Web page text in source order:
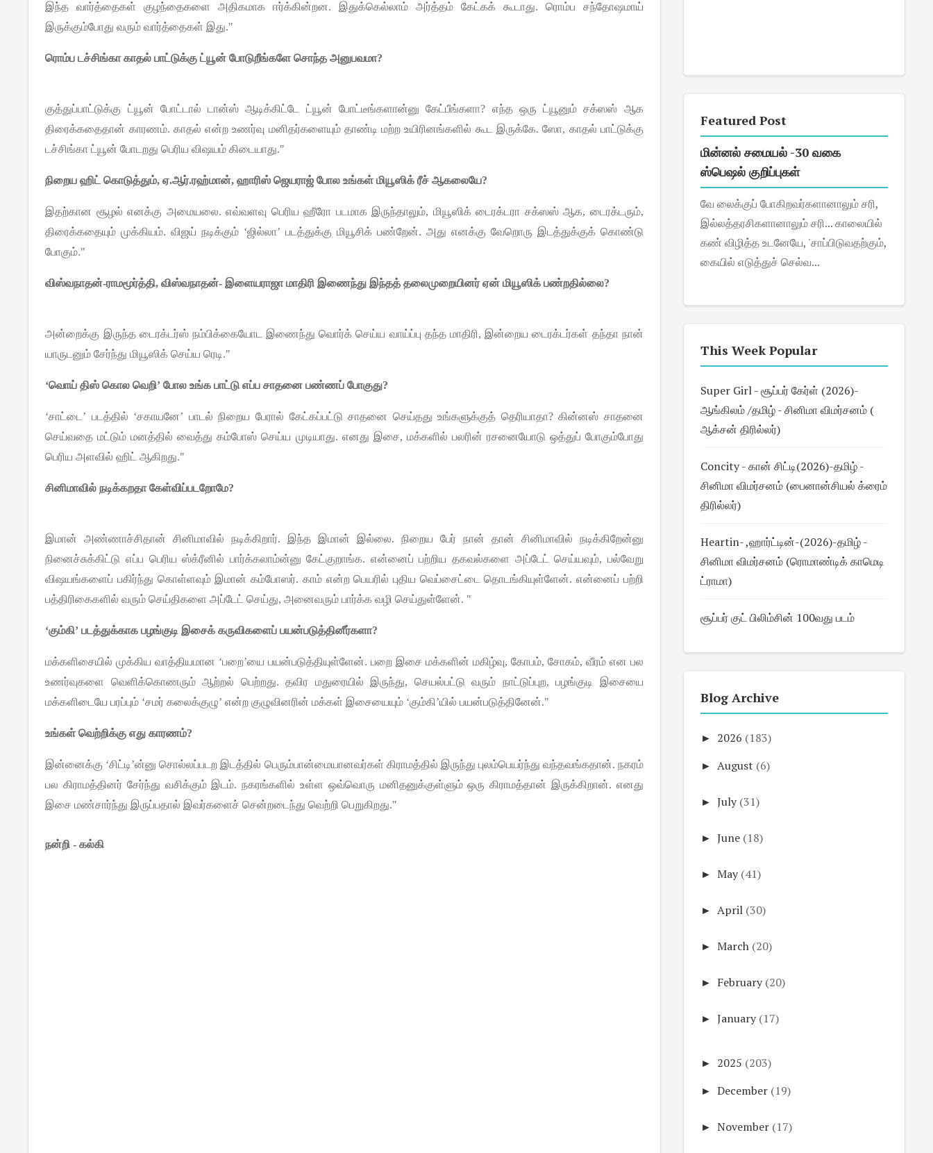
இந்த வார்த்தைகள் குழந்தைகளை அதிகமாக ஈர்க்கின்றன. இதுக்கெல்லாம் அர்த்தம் கேட்கக் கூடாது. ரொம்ப
சந்தோஷமாய்
இருக்கும்போது வரும் வார்த்தைகள் இது."
ரொம்ப டச்சிங்கா காதல் பாட்டுக்கு ட்யூன் போடுறீங்களே சொந்த அனுபவமா?
குத்துப்பாட்டுக்கு ட்யூன் போட்டால் டான்ஸ் ஆடிக்கிட்டே ட்யூன் போட்டீங்களான்னு கேட்பீங்களா? எந்த ஒரு ட்யூனும் சக்ஸஸ் ஆக
திரைக்கதைதான் காரணம். காதல் என்ற உணர்வு மனிதர்களையும் தாண்டி மற்ற உயிரினங்களில் கூட இருக்கே.ஸோ, காதல் பாட்டுக்கு
டச்சிங்கா ட்யூன் போடறது பெரிய விஷயம் கிடையாது."
நிறைய ஹிட் கொடுத்தும்,ஏ.ஆர்.ரஹ்மான்,ஹாரிஸ் ஜெயராஜ் போல உங்கள் மியூஸிக் ரீச் ஆகலையே?
இதற்கான சூழல் எனக்கு அமையலை.எவ்வளவு பெரிய ஹீரோ படமாக இருந்தாலும், மியூஸிக் டைரக்டரா சக்ஸஸ் ஆக, டைரக்டரும்,
திரைக்கதையும் முக்கியம்.விஜய் நடிக்கும் ‘ஜில்லா’படத்துக்கு மியூசிக் பண்றேன். அது எனக்கு வேறொரு இடத்துக்குக் கொண்டு
போகும்."
விஸ்வநாதன்-ராமமூர்த்தி,விஸ்வநாதன்-இளையராஜா மாதிரி இணைந்து இந்தத் தலைமுறையினர் ஏன் மியூஸிக் பண்றதில்லை?
அன்றைக்கு இருந்த டைரக்டர்ஸ் நம்பிக்கையோட இணைந்து வொர்க் செய்ய வாய்ப்பு தந்த மாதிரி, இன்றைய டைரக்டர்கள் தந்தா நான்
யாருடனும் சேர்ந்து மியூஸிக் செய்ய ரெடி."
‘வொய் திஸ் கொல வெறி’போல உங்க பாட்டு எப்ப சாதனை பண்ணப் போகுது?
‘சாட்டை ’ படத்தில் ‘சகாயனே’ பாடல் நிறைய பேரால் கேட்கப்பட்டு சாதனை செய்தது உங்களுக்குத் தெரியாதா?கின்னஸ் சாதனை
செய்வதை மட்டும் மனத்தில் வைத்து கம்போஸ் செய்ய முடியாது. எனது இசை, மக்களில் பலரின் ரசனையோடு ஒத்துப் போகும்போது
பெரிய அளவில் ஹிட் ஆகிறது."
சினிமாவில் நடிக்கறதா கேள்விப்படறோமே?
இமான் அண்ணாச்சிதான் சினிமாவில் நடிக்கிறார். இந்த இமான் இல்லை. நிறைய பேர் நான் தான் சினிமாவில்
நடிக்கிறேன்னு
நினைச்சுக்கிட்டு எப்ப பெரிய ஸ்க்ரீனில் பார்க்கலாம்ன்னு கேட்குறாங்க. என்னைப் பற்றிய தகவல்களை அப்டேட் செய்யவும், பல்வேறு
விஷயங்களைப் பகிர்ந்து கொள்ளவும் இமான் கம்போஸர். காம் என்ற பெயரில் புதிய வெப்சைட்டை தொடங்கியுள்ளேன்.என்னைப் பற்றி
பத்திரிகைகளில் வரும் செய்திகளை அப்டேட் செய்து,அனைவரும் பார்க்க வழி செய்துள்ளேன். "
‘கும்கி’படத்துக்காக பழங்குடி இசைக் கருவிகளைப் பயன்படுத்தினீர்களா?
மக்களிசையில் முக்கிய வாத்தியமான ‘பறை’யை பயன்படுத்தியுள்ளேன்.பறை இசை மக்களின் மகிழ்வு, கோபம், சோகம், வீரம் என பல
உணர்வுகளை
வெளிக்கொணரும் ஆற்றல் பெற்றது.தவிர மதுரையில் இருந்து, செயல்பட்டு வரும் நாட்டுப்புற,பழங்குடி
இசையை
மக்களிடையே பரப்பும் ‘சமர் கலைக்குழு’என்ற குழுவினரின் மக்கள் இசையையும் ‘கும்கி’யில் பயன்படுத்தினேன்."
உங்கள் வெற்றிக்கு எது காரணம்?
இன்னைக்கு ‘சிட்டி’ன்னு சொல்லப்படற இடத்தில் பெரும்பான்மையானவர்கள் கிராமத்தில் இருந்து புலம்பெயர்ந்து வந்தவங்கதான். நகரம்
பல கிராமத்தினர் சேர்ந்து வசிக்கும் இடம்.நகரங்களில் உள்ள ஒவ்வொரு மனிதனுக்குள்ளும் ஒரு கிராமத்தான் இருக்கிறான். எனது
இசை மண்சார்ந்து இருப்பதால் இவர்களைச் சென்றடைந்து வெற்றி பெறுகிறது."
நன்றி - கல்கி
Featured Post
மின்னல் சமையல் -30 வகை
ஸ்பெஷல் குறிப்புகள்
வே லைக்குப் போகிறவர்களானாலும் சரி,
இல்லத்தரசிகளானாலும் சரி... காலையில்
கண் விழித்த உடனேயே, 'சாப்பிடுவதற்கும்,
கையில் எடுத்துச் செல்வ...
This Week Popular
Super Girl - சூப்பர் கேர்ள் (2026)-
ஆங்கிலம் /தமிழ் - சினிமா விமர்சனம் (
ஆக்சன் திரில்லர்)
Concity - கான் சிட்டி(2026)-தமிழ் -
சினிமா விமர்சனம் (பைனான்சியல் க்ரைம்
திரில்லர்)
Heartin- ,ஹார்ட்டின்-(2026)-தமிழ் -
சினிமா விமர்சனம் (ரொமாண்டிக் காமெடி
ட்ராமா)
சூப்பர் குட் பிலிம்சின் 100வது படம்
Blog Archive
► 2026 (183)
► August (6)
► July (31)
► June (18)
► May (41)
► April (30)
► March (20)
► February (20)
► January (17)
► 2025 (203)
► December (19)
► November (17)